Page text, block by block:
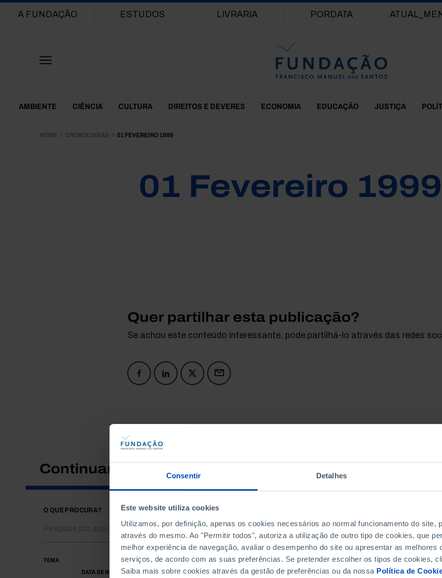
Consentir Detalhes
Este website utiliza cookies
Utilizamos, por definição, apenas os cookies necessários ao normal funcionamento do site,
através do mesmo. Ao "Permitir todos", autoriza a utilização de outro tipo de cookies, que
melhor experiência de navegação, avaliar o desempenho do site ou apresentar as melhores
serviços, de acordo com as suas preferências. Se pretender escolher os tipos de cookies,
Saiba mais sobre cookies através da gestão de preferências ou da nossa Política de
Main navigation
A FUNDAÇÃO ESTUDOS LIVRARIA PORDATA
Themes Menu
AMBIENTE CIÊNCIA CULTURA DIREITOS E DEVERES ECONOMIA EDUCAÇÃO JUSTIÇA
HOME CRONOLOGIAS 01 FEVEREIRO 1999
01 Fevereiro 1999
Quer partilhar esta publicação?
Se achou este conteúdo interessante, pode partilhá-lo através das redes
Continuar a pesquisar
O QUE PROCURA?
TEMA
DATA DE INÍCIO
DATA DE FIM